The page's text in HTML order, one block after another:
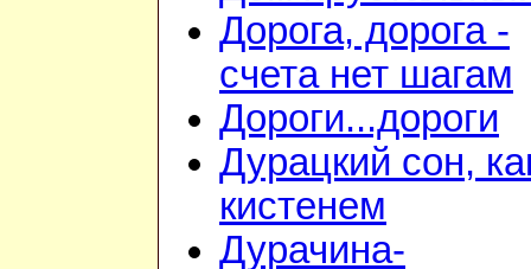
Дорога, дорога -
счета нет шагам
Дороги...дороги
Дурацкий сон,
кистенем
Дурачина-